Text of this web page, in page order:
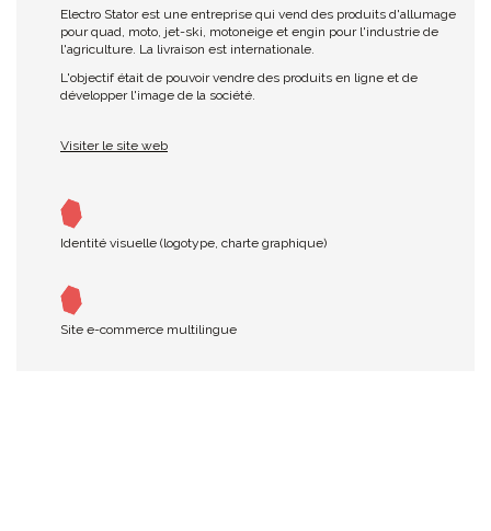
Electro Stator est une entreprise qui vend des produits d'allumage
pour quad, moto, jet-ski, motoneige et engin pour l'industrie de
l'agriculture. La livraison est internationale.
L'objectif était de pouvoir vendre des produits en ligne et de
développer l'image de la société.
Visiter le site web
Identité visuelle (logotype, charte graphique)
Site e-commerce multilingue